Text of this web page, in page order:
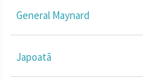
General Maynard
Japoatã